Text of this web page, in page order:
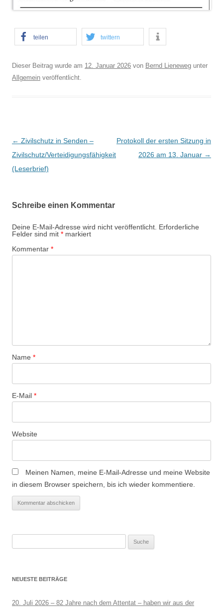
teilen twittern
Dieser Beitrag wurde am 12. Januar 2026 von Bernd Lieneweg unter
Allgemein veröffentlicht.
B
e
i
a
g
s
-
i
n
← Zivilschutz in Senden –
Zivilschutz/Verteidigungsfähigkeit
(Leserbrief)
Protokoll der ersten Sitzung in
2026 am 13. Januar →
Schreibe einen Kommentar
Deine E-Mail-Adresse wird nicht veröffentlicht. Erforderliche
Felder sind mit * markiert
Kommentar *
Name *
E-Mail *
Website
Meinen Namen, meine E-Mail-Adresse und meine Website
in diesem Browser speichern, bis ich wieder kommentiere.
nach:
NEUESTE BEITRÄGE
20. Juli 2026 – 82 Jahre nach dem Attentat – haben wir aus der